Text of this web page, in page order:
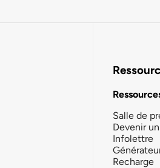
Salle de
Devenir
Infolettre
Recharge